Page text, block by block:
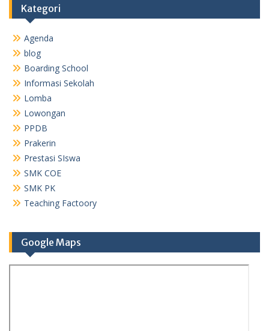
Kategori
Agenda
blog
Boarding School
Informasi Sekolah
Lomba
Lowongan
PPDB
Prakerin
Prestasi SIswa
SMK COE
SMK PK
Teaching Factoory
Google Maps